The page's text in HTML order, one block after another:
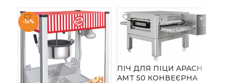
-15%
ПІЧ ДЛЯ ПІЦИ APACH
AMT 50 КОНВЕЄРНА